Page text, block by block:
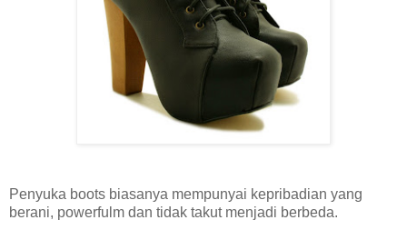
Penyuka boots biasanya mempunyai kepribadian yang
berani, powerfulm dan tidak takut menjadi berbeda.